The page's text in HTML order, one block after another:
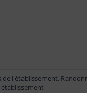
l établissement,